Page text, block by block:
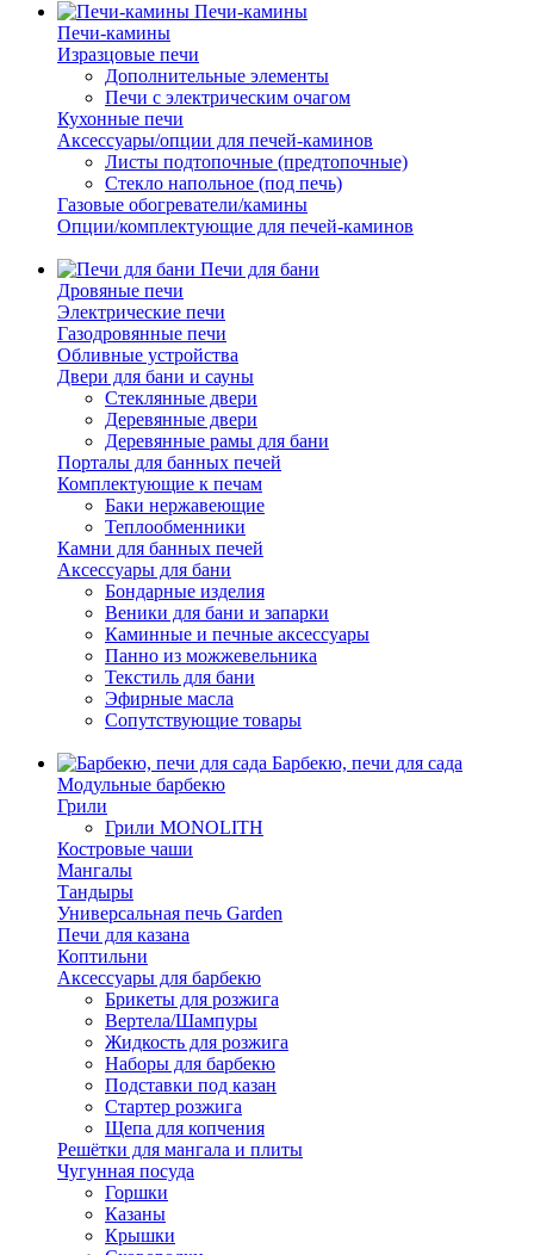
Печи-камины
Печи-камины
Изразцовые печи
Дополнительные элементы
Печи с электрическим очагом
Кухонные печи
Аксессуары/опции для печей-каминов
Листы подтопочные (предтопочные)
Стекло напольное (под печь)
Газовые обогреватели/камины
Опции/комплектующие для печей-каминов
Печи для бани
Дровяные печи
Электрические печи
Газодровянные печи
Обливные устройства
Двери для бани и сауны
Стеклянные двери
Деревянные двери
Деревянные рамы для бани
Порталы для банных печей
Комплектующие к печам
Баки нержавеющие
Теплообменники
Камни для банных печей
Аксессуары для бани
Бондарные изделия
Веники для бани и запарки
Каминные и печные аксессуары
Панно из можжевельника
Текстиль для бани
Эфирные масла
Сопутствующие товары
Барбекю, печи для сада
Модульные барбекю
Грили
Грили MONOLITH
Костровые чаши
Мангалы
Тандыры
Универсальная печь Garden
Печи для казана
Коптильни
Аксессуары для барбекю
Брикеты для розжига
Вертела/Шампуры
Жидкость для розжига
Наборы для барбекю
Подставки под казан
Стартер розжига
Щепа для копчения
Решётки для мангала и плиты
Чугунная посуда
Горшки
Казаны
Крышки